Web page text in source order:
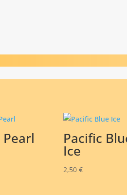
Pacific
Ice
2,50 €